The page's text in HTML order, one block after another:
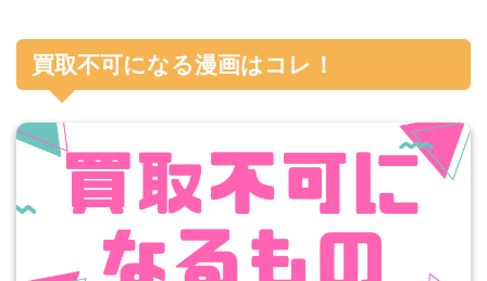
買取不可になる漫画はコレ！